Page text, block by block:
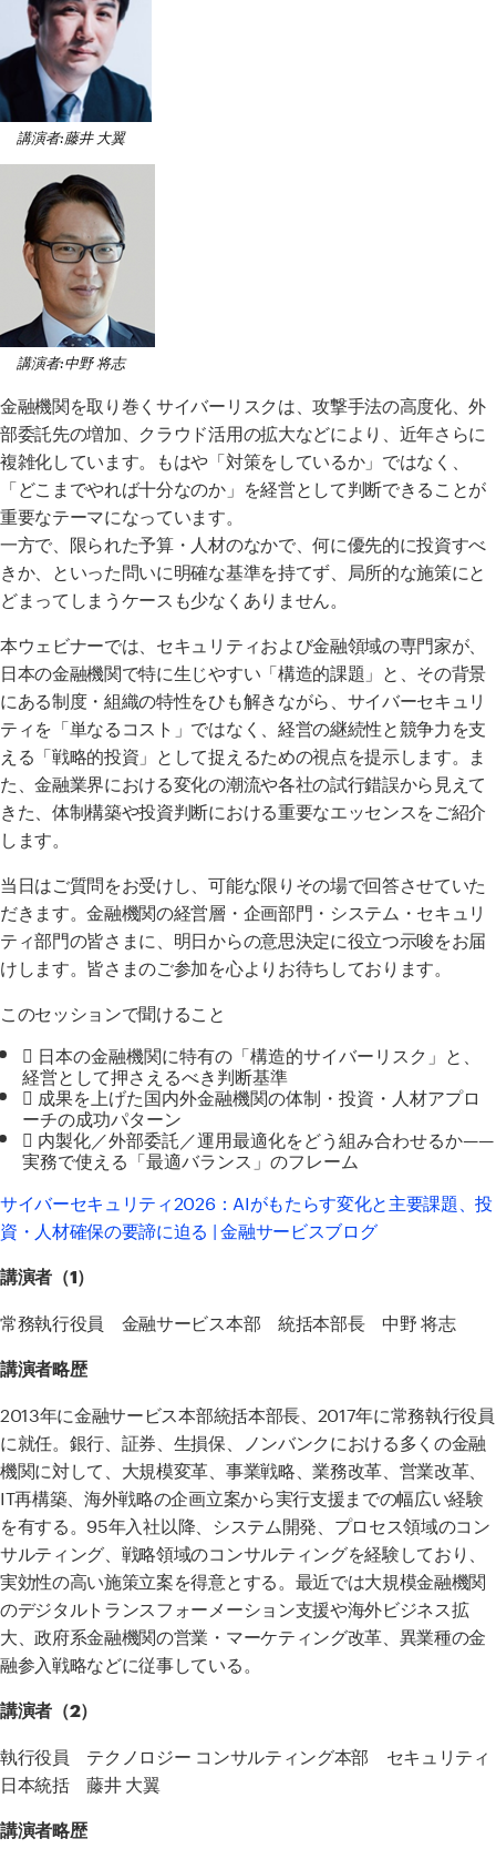
講演者:藤井 大翼
講演者:中野 将志
金融機関を取り巻くサイバーリスクは、攻撃手法の高度化、外
部委託先の増加、クラウド活用の拡大などにより、近年さらに
複雑化しています。もはや「対策をしているか」ではなく、
「どこまでやれば十分なのか」を経営として判断できることが
重要なテーマになっています。
一方で、限られた予算・人材のなかで、何に優先的に投資すべ
きか、といった問いに明確な基準を持てず、局所的な施策にと
どまってしまうケースも少なくありません。
本ウェビナーでは、セキュリティおよび金融領域の専門家が、
日本の金融機関で特に生じやすい「構造的課題」と、その背景
にある制度・組織の特性をひも解きながら、サイバーセキュリ
ティを「単なるコスト」ではなく、経営の継続性と競争力を支
える「戦略的投資」として捉えるための視点を提示します。ま
た、金融業界における変化の潮流や各社の試行錯誤から見えて
きた、体制構築や投資判断における重要なエッセンスをご紹介
します。
当日はご質問をお受けし、可能な限りその場で回答させていた
だきます。金融機関の経営層・企画部門・システム・セキュリ
ティ部門の皆さまに、明日からの意思決定に役立つ示唆をお届
けします。皆さまのご参加を心よりお待ちしております。
このセッションで聞けること
 日本の金融機関に特有の「構造的サイバーリスク」と、
経営として押さえるべき判断基準
 成果を上げた国内外金融機関の体制・投資・人材アプロ
ーチの成功パターン
 内製化／外部委託／運用最適化をどう組み合わせるか——
実務で使える「最適バランス」のフレーム
サイバーセキュリティ2026：AIがもたらす変化と主要課題、投
資・人材確保の要諦に迫る | 金融サービスブログ
講演者（1）
常務執行役員 金融サービス本部 統括本部長 中野 将志
講演者略歴
2013年に金融サービス本部統括本部長、 2017年に常務執行役員
に就任。銀行、証券、生損保、ノンバンクにおける多くの金融
機関に対して、大規模変革、事業戦略、業務改革、営業改革、
IT再構築、海外戦略の企画立案から実行支援までの幅広い経験
を有する。 95年入社以降、システム開発、プロセス領域のコン
サルティング、戦略領域のコンサルティングを経験しており、
実効性の高い施策立案を得意とする。最近では大規模金融機関
のデジタルトランスフォーメーション支援や海外ビジネス拡
大、政府系金融機関の営業・マーケティング改革、異業種の金
融参入戦略などに従事している。
講演者（2）
執行役員 テクノロジー コンサルティング本部 セキュリティ
日本統括 藤井 大翼
講演者略歴